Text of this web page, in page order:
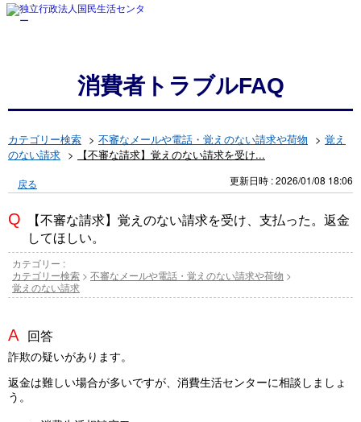
消費者トラブルFAQ
カテゴリー検索 > 不審なメールや電話・覚えのない請求や荷物 > 覚え
のない請求 > 【不審な請求】覚えのない請求を受け...
戻る 更新日時 : 2026/01/08 18:06
【不審な請求】覚えのない請求を受け、支払った。返金
してほしい。
カテゴリー :
カテゴリー検索 > 不審なメールや電話・覚えのない請求や荷物 >
覚えのない請求
回答
詐欺の疑いがあります。
返金は難しい場合が多いですが、消費生活センターに相談しましょ
う。